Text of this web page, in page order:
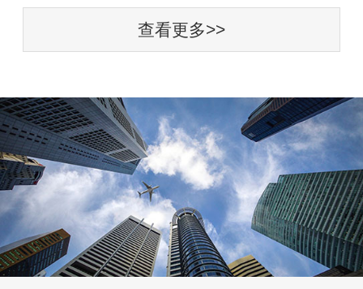
查看更多>>